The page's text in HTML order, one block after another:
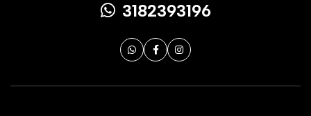
3182393196